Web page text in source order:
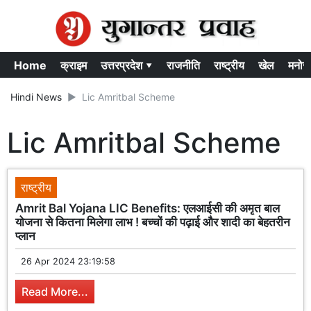
Home क्राइम उत्तरप्रदेश ▾ राजनीति राष्ट्रीय खेल
Hindi News Lic Amritbal Scheme
Lic Amritbal Scheme
राष्ट्रीय
Amrit Bal Yojana LIC Benefits: एलआईसी की अमृत बाल
योजना से कितना मिलेगा लाभ ! बच्चों की पढ़ाई और शादी का बेहतरीन
प्लान
26 Apr 2024 23:19:58
Read More...